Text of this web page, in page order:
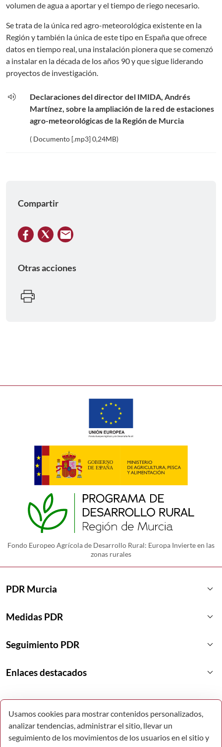
volumen de agua a aportar y el tiempo de riego necesario.
Se trata de la única red agro-meteorológica existente en la
Región y también la única de este tipo en España que ofrece
datos en tiempo real, una instalación pionera que se comenzó
a instalar en la década de los años 90 y que sigue liderando
proyectos de investigación.
volume_up
Declaraciones del director del IMIDA, Andrés
Martínez, sobre la ampliación de la red de estaciones
agro-meteorológicas de la Región de Murcia
( Documento [.mp3] 0,24MB)
Compartir
Otras acciones
Fondo Europeo Agrícola de Desarrollo Rural: Europa Invierte en las
zonas rurales
PDR Murcia keyboard_arrow_down
Medidas PDR keyboard_arrow_down
Seguimiento PDR keyboard_arrow_down
Enlaces destacados keyboard_arrow_down
Usamos cookies para mostrar contenidos personalizados,
analizar tendencias, administrar el sitio, llevar un
seguimiento de los movimientos de los usuarios en el sitio y